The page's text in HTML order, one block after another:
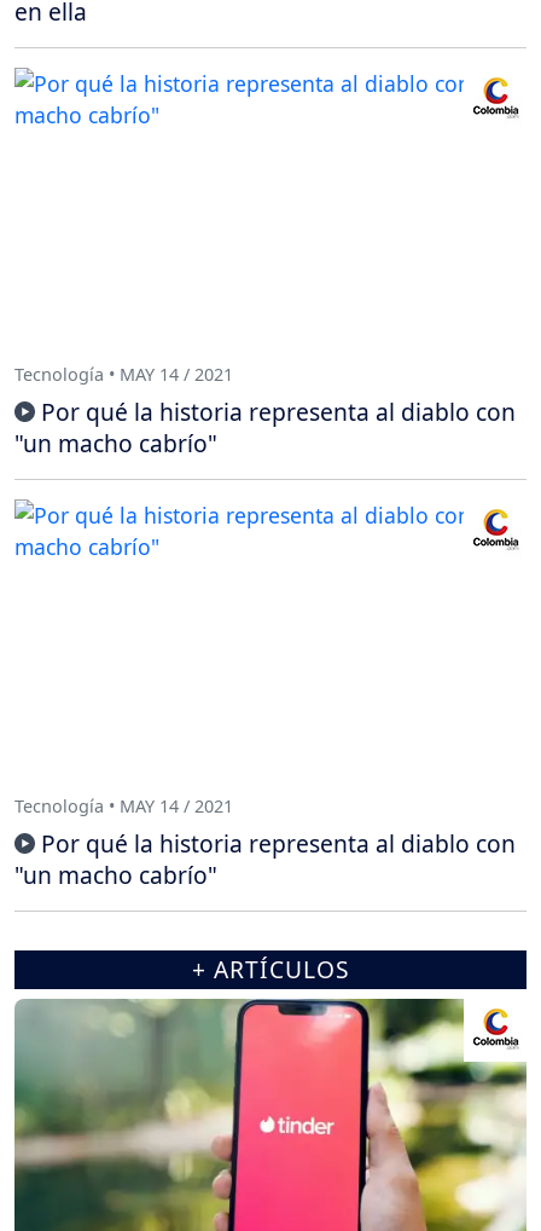
en ella
Tecnología • MAY 14 / 2021
Por qué la historia representa al diablo con
"un macho cabrío"
Tecnología • MAY 14 / 2021
Por qué la historia representa al diablo con
"un macho cabrío"
+ ARTÍCULOS